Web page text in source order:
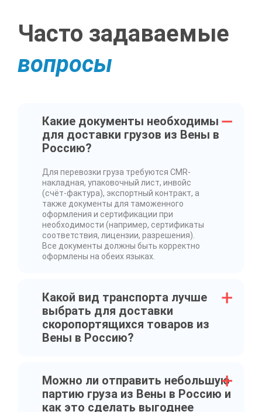
Часто задаваемые
вопросы
Какие документы необходимы
для доставки грузов из Вены в
Россию?
Для перевозки груза требуются CMR-
накладная, упаковочный лист, инвойс
(счёт-фактура), экспортный контракт, а
также документы для таможенного
оформления и сертификации при
необходимости (например, сертификаты
соответствия, лицензии, разрешения).
Все документы должны быть корректно
оформлены на обеих языках.
Какой вид транспорта лучше
выбрать для доставки
скоропортящихся товаров из
Вены в Россию?
Можно ли отправить небольшую
партию груза из Вены в Россию и
как это сделать выгоднее